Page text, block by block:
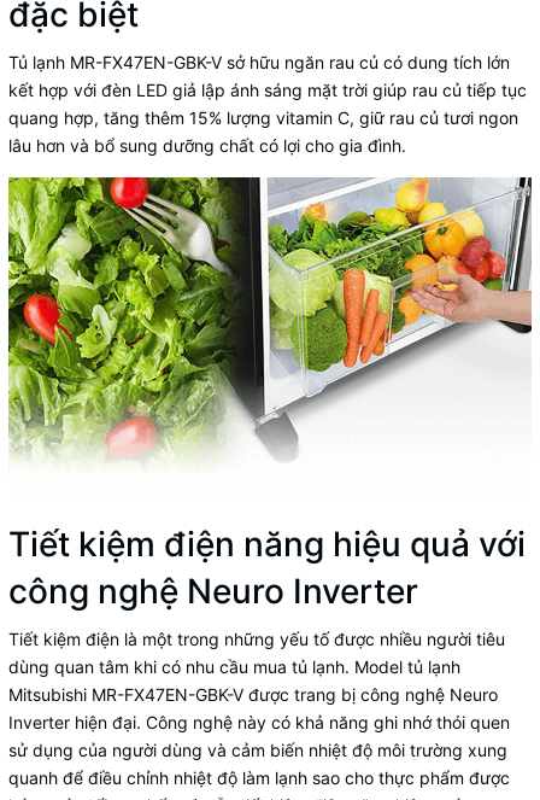
đặc biệt
Tủ lạnh MR-FX47EN-GBK-V sở hữu ngăn rau củ có dung tích lớn
kết hợp với đèn LED giả lập ánh sáng mặt trời giúp rau củ tiếp tục
quang hợp, tăng thêm 15% lượng vitamin C, giữ rau củ tươi ngon
lâu hơn và bổ sung dưỡng chất có lợi cho gia đình.
Tiết kiệm điện năng hiệu quả với
công nghệ Neuro Inverter
Tiết kiệm điện là một trong những yếu tố được nhiều người tiêu
dùng quan tâm khi có nhu cầu mua tủ lạnh. Model tủ lạnh
Mitsubishi MR-FX47EN-GBK-V được trang bị công nghệ Neuro
Inverter hiện đại. Công nghệ này có khả năng ghi nhớ thói quen
sử dụng của người dùng và cảm biến nhiệt độ môi trường xung
quanh để điều chỉnh nhiệt độ làm lạnh sao cho thực phẩm được